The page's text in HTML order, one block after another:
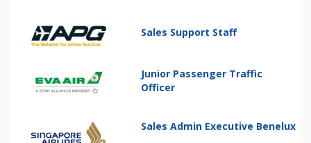
Sales Support Staff
Junior Passenger Traffic
Officer
Sales Admin Executive Benelux